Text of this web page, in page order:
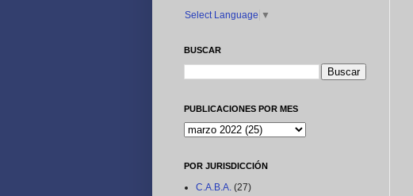
Select Language ▼
BUSCAR
PUBLICACIONES POR MES
POR JURISDICCIÓN
C.A.B.A. (27)